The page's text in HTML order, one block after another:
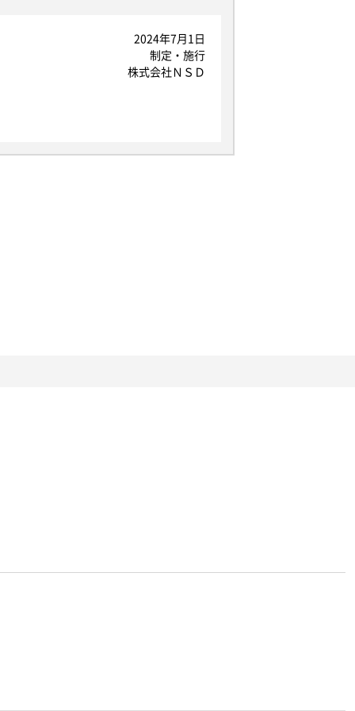
2024年7月1日
制定・施行
株式会社ＮＳＤ
指し、生存する個人に関する情報であ
す。
この場合、当社は、委託先としての適
を行います。